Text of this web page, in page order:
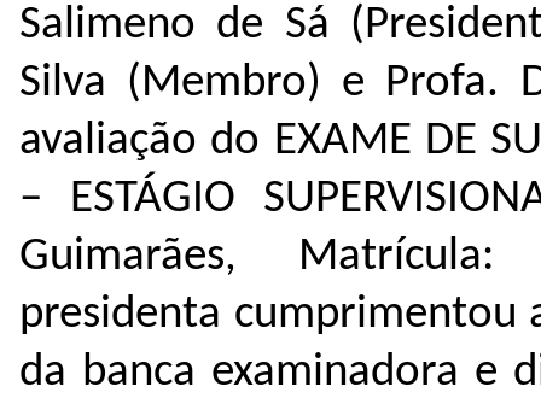
Salimeno de Sá
Silva (Membro) e Profa.
avaliação do EXAME DE
– ESTÁGIO
Guimarães,
presidenta cumprimentou
da banca examinadora e